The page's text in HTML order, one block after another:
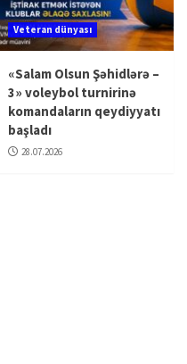
Veteran dünyası
«Salam Olsun Şəhidlərə –
3» voleybol turnirinə
komandaların qeydiyyatı
başladı
28.07.2026